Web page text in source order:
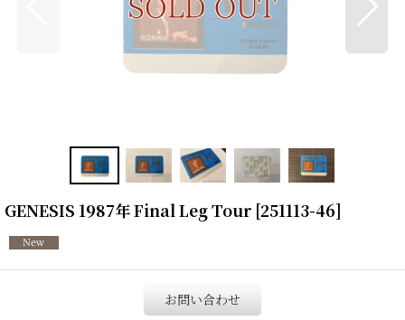
GENESIS 1987年 Final Leg Tour [251113-46]
お問い合わせ